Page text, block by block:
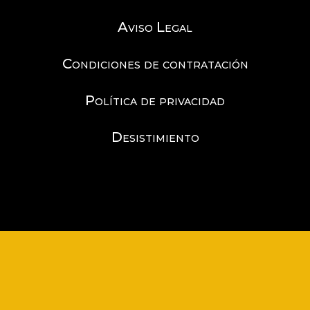
Aviso Legal
Condiciones de contratación
Política de privacidad
Desistimiento